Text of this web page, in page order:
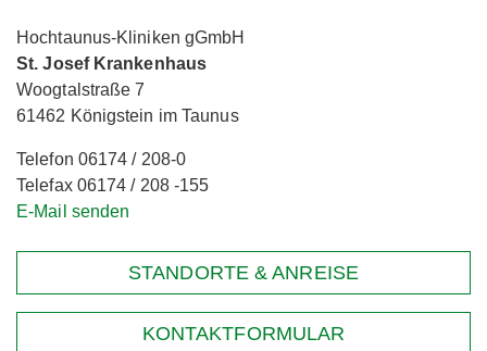
Hochtaunus-Kliniken gGmbH
St. Josef Krankenhaus
Woogtalstraße 7
61462 Königstein im Taunus
Telefon 06174 / 208-0
Telefax 06174 / 208 -155
E-Mail senden
STANDORTE & ANREISE
KONTAKTFORMULAR